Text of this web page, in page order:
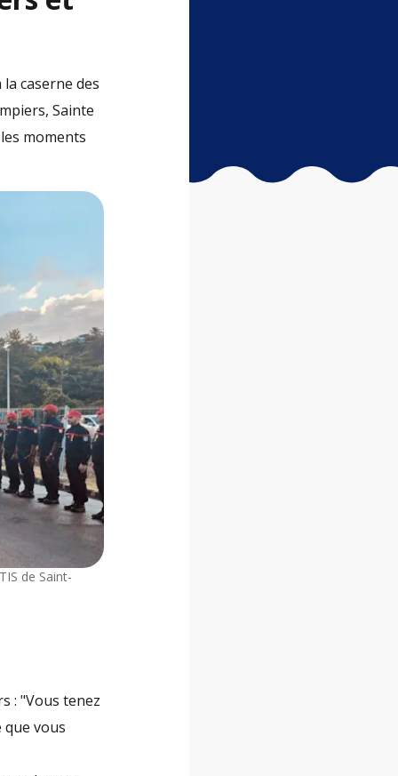
caserne des
Sainte
moments
de Saint-
: "Vous tenez
vous